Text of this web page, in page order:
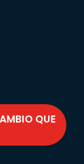
QUE